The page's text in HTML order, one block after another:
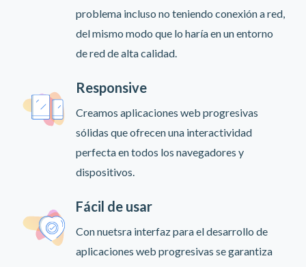
problema incluso no teniendo conexión a red,
del mismo modo que lo haría en un entorno
de red de alta calidad.
Responsive
Creamos aplicaciones web progresivas
sólidas que ofrecen una interactividad
perfecta en todos los navegadores y
dispositivos.
Fácil de usar
Con nuetsra interfaz para el desarrollo de
aplicaciones web progresivas se garantiza